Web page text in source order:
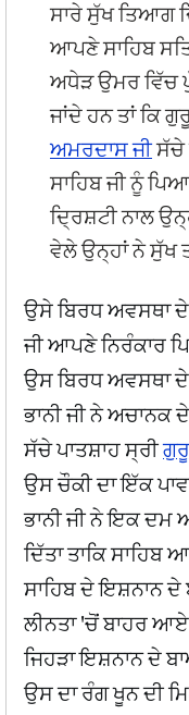
ਸਾਰੇ ਸੁੱਖ ਤਿਆਗ
ਆਪਣੇ ਸਾਹਿਬ
ਅਧੇੜ ਉਮਰ ਵਿੱਚ
ਜਾਂਦੇ ਹਨ ਤਾਂ ਕਿ
ਅਮਰਦਾਸ ਜੀਸੱਚੇ
ਸਾਹਿਬ ਜੀ ਨੂੰ
ਦ੍ਰਿਸ਼ਟੀ ਨਾਲ
ਵੇਲੇ ਉਨ੍ਹਾਂ ਨੇ ਸੁੱਖ
ਉਸੇ ਬਿਰਧ ਅਵਸਥਾ ਦੇ
ਜੀ ਆਪਣੇ ਨਿਰੰਕਾਰ
ਉਸ ਬਿਰਧ ਅਵਸਥਾ ਦੇ
ਭਾਨੀ ਜੀ ਨੇ ਅਚਾਨਕ
ਸੱਚੇ ਪਾਤਸ਼ਾਹ ਸ੍ਰੀ
ਉਸ ਚੌਕੀ ਦਾ ਇੱਕ
ਭਾਨੀ ਜੀ ਨੇ ਇਕ ਦਮ
ਦਿੱਤਾ ਤਾਕਿ ਸਾਹਿਬ
ਸਾਹਿਬ ਦੇ ਇਸ਼ਨਾਨ
ਲੀਨਤਾ 'ਚੋਂ ਬਾਹਰ
ਜਿਹੜਾ ਇਸ਼ਨਾਨ ਦੇ
ਉਸ ਦਾ ਰੰਗ ਖੂਨ ਦੀ